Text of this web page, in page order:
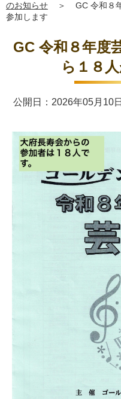
のお知らせ
＞
GC 令和８
参加します
GC 令和８年度
ら１８
公開日：2026年05月10